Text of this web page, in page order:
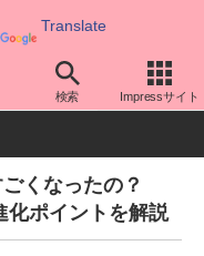
Translate
検索 Impressサイト
iPhone本体
ごくなったの？
化ポイントを解説